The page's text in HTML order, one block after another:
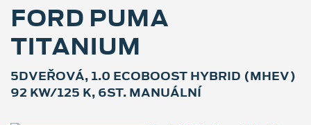
FORD PUMA
TITANIUM
5DVEŘOVÁ, 1.0 ECOBOOST HYBRID (MHEV)
92 KW/125 K, 6ST. MANUÁLNÍ